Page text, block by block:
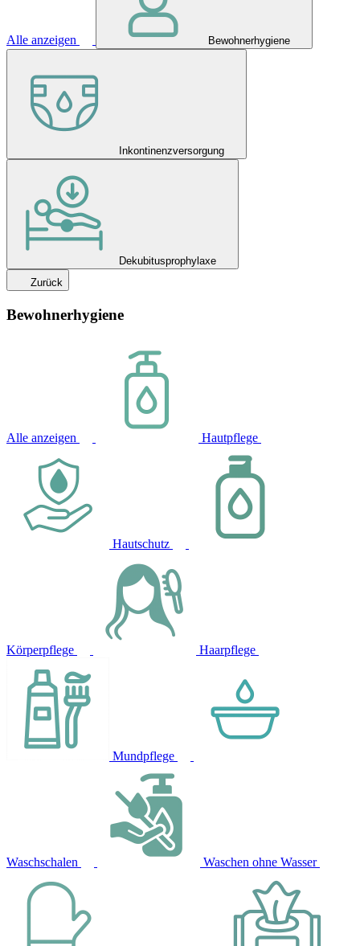
Alle anzeigen Bewohnerhygiene
Inkontinenzversorgung
Dekubitusprophylaxe
Zurück
Bewohnerhygiene
Alle anzeigen Hautpflege
Hautschutz
Körperpflege Haarpflege
Mundpflege
Waschschalen Waschen ohne Wasser